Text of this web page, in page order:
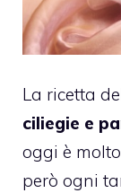
La ricetta
ciliegie e
oggi è
però ogni